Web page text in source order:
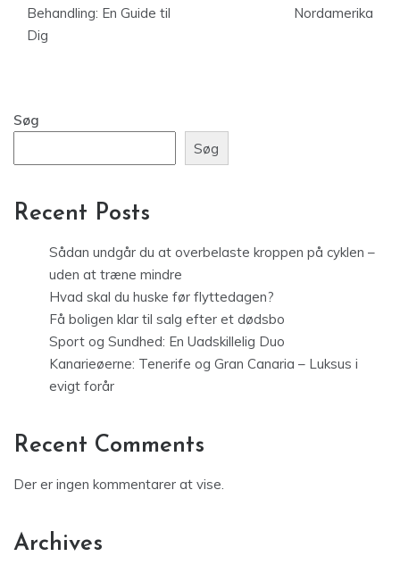
Behandling: En Guide til
Dig
Nordamerika
Søg
Søg
Recent Posts
Sådan undgår du at overbelaste kroppen på cyklen –
uden at træne mindre
Hvad skal du huske før flyttedagen?
Få boligen klar til salg efter et dødsbo
Sport og Sundhed: En Uadskillelig Duo
Kanarieøerne: Tenerife og Gran Canaria – Luksus i
evigt forår
Recent Comments
Der er ingen kommentarer at vise.
Archives